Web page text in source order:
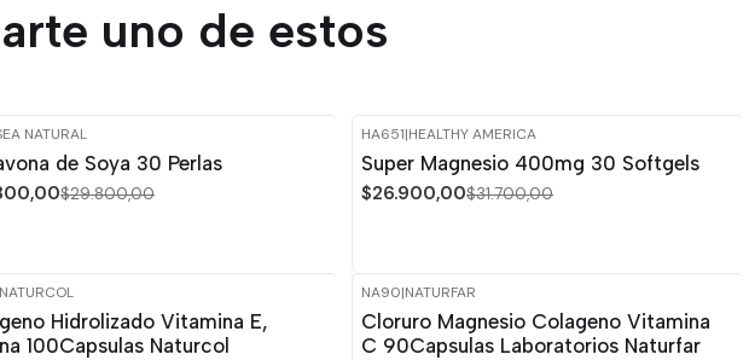
uno de estos
NATURAL
de Soya 30 Perlas
$29.800,00
-15%
HA651|HEALTHY AMERICA
Super Magnesio 400mg 30 Softgels
$26.900,00$31.700,00
NATURCOL
Hidrolizado Vitamina E,
100Capsulas Naturcol
-15%
NA90|NATURFAR
Cloruro Magnesio Colageno Vitamina
C 90Capsulas Laboratorios Naturfar